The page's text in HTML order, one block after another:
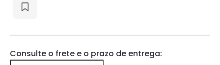
Consulte o frete e o prazo de entrega: